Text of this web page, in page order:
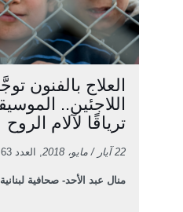
العلاج بالفنون
اللاجئين..
ترياقًا لآلام الروح
22 آيار / مايو، 2018 , العدد 63
منال عبد الأحد- صحافية لبنانية